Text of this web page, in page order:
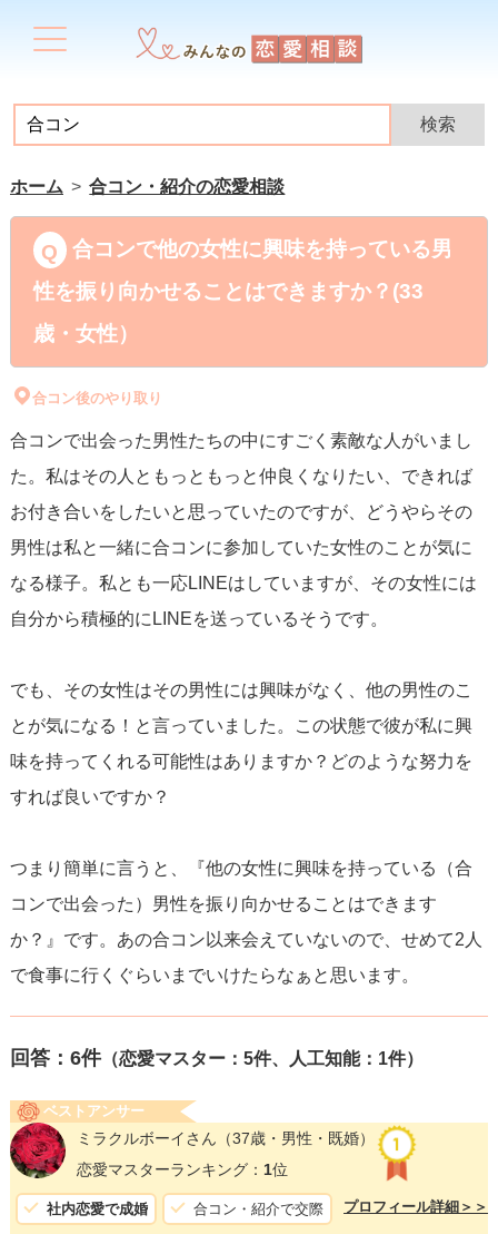
ホーム 合コン・紹介の恋愛相談
合コンで他の女性に興味を持っている男
性を振り向かせることはできますか？(33
歳・女性）
合コン後のやり取り
合コンで出会った男性たちの中にすごく素敵な人がいまし
た。私はその人ともっともっと仲良くなりたい、できれば
お付き合いをしたいと思っていたのですが、どうやらその
男性は私と一緒に合コンに参加していた女性のことが気に
なる様子。私とも一応LINEはしていますが、その女性には
自分から積極的にLINEを送っているそうです。
でも、その女性はその男性には興味がなく、他の男性のこ
とが気になる！と言っていました。この状態で彼が私に興
味を持ってくれる可能性はありますか？どのような努力を
すれば良いですか？
つまり簡単に言うと、『他の女性に興味を持っている（合
コンで出会った）男性を振り向かせることはできます
か？』です。あの合コン以来会えていないので、せめて2人
で食事に行くぐらいまでいけたらなぁと思います。
回答： 6件（恋愛マスター：5件、人工知能：1件）
ベストアンサー
ミラクルボーイさん （37歳・男性・既婚）
恋愛マスターランキング： 1位
社内恋愛で成婚 合コン・紹介で交際 プロフィール詳細＞＞